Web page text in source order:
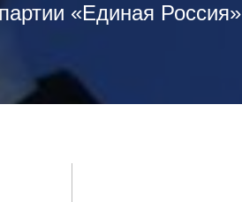
«Единая Россия»